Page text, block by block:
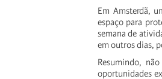
Em Amsterdã,
espaço para
semana de
em outros dias,
Resumindo,
oportunidades